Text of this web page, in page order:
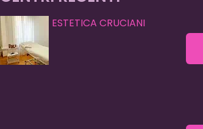
ESTETICA CRUCIANI